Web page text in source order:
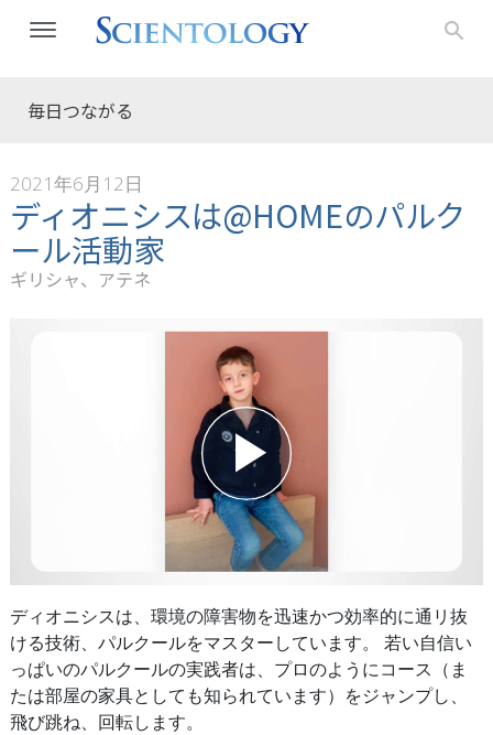
毎日つながる
2021年6月12日
ディオニシスは@HOMEのパルク
ール活動家
ギリシャ、アテネ
ディオニシスは、環境の障害物を迅速かつ効率的に通リ抜
ける技術、パルクールをマスターしています。 若い自信い
っぱいのパルクールの実践者は、プロのようにコース（ま
たは部屋の家具としても知られています）をジャンプし、
飛び跳ね、回転します。